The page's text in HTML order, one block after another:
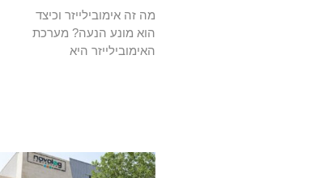
מה זה אימובילייזר וכיצד
הוא מונע הנעה? מערכת
האימובילייזר היא